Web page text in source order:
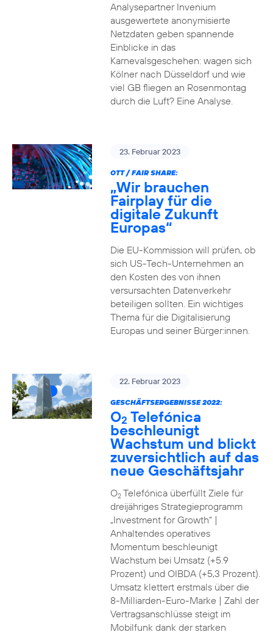
Analysepartner Invenium
ausgewertete anonymisierte
Netzdaten geben spannende
Einblicke in das
Karnevalsgeschehen: wagen sich
Kölner nach Düsseldorf und wie
viel GB fliegen an Rosenmontag
durch die Luft? Eine Analyse.
23. Februar 2023
OTT / FAIR SHARE:
„Wir brauchen
Fairplay für die
digitale Zukunft
Europas“
Die EU-Kommission will prüfen, ob
sich US-Tech-Unternehmen an
den Kosten des von ihnen
versursachten Datenverkehr
beteiligen sollten. Ein wichtiges
Thema für die Digitalisierung
Europas und seiner Bürger:innen.
22. Februar 2023
GESCHÄFTSERGEBNISSE 2022:
O2 Telefónica
beschleunigt
Wachstum und blickt
zuversichtlich auf das
neue Geschäftsjahr
O2Telefónica überfüllt Ziele für
dreijähriges Strategieprogramm
„Investment for Growth“ |
Anhaltendes operatives
Momentum beschleunigt
Wachstum bei Umsatz (+5.9
Prozent) und OIBDA (+5,3 Prozent).
Umsatz klettert erstmals über die
8-Milliarden-Euro-Marke | Zahl der
Vertragsanschlüsse steigt im
Mobilfunk dank der starken